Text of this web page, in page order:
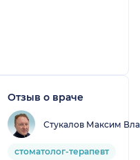
Отзыв о враче
Стукалов Максим
стоматолог-терапевт